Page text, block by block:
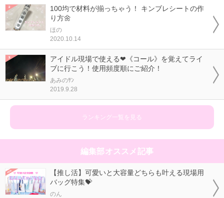
100均で材料が揃っちゃう！ キンブレシートの作
り方🌼
ほの
2020.10.14
アイドル現場で使える❤《コール》を覚えてライ
ブに行こう！使用頻度順にご紹介！
あみのｻﾝ
2019.9.28
ランキング一覧を見る
編集部オススメ記事
【推し活】可愛いと大容量どちらも叶える現場用
バッグ特集💝
のん